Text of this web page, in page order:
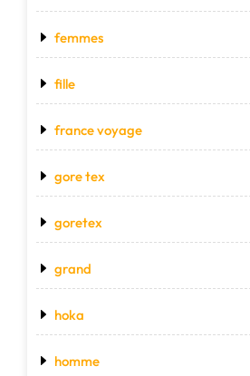
femmes
fille
france voyage
gore tex
goretex
grand
hoka
homme